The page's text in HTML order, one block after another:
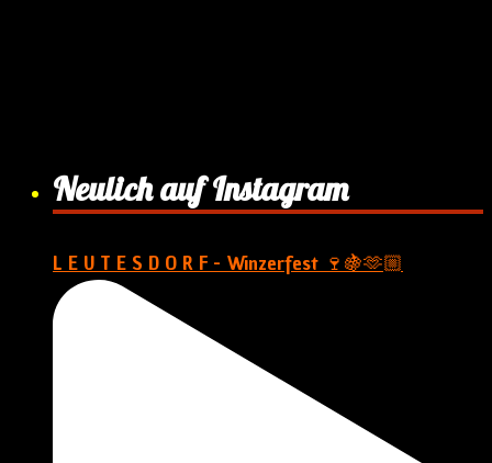
Neulich auf Instagram
L E U T E S D O R F - Winzerfest 🍷🍇🫶🏼